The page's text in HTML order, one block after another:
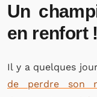
Un
en renfort !
Il y a quelques
de perdre son